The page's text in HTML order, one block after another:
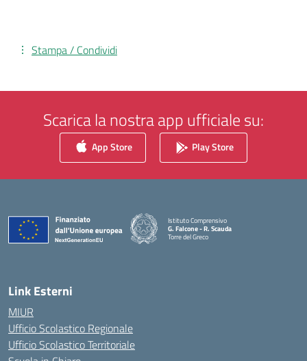
Stampa / Condividi
Scarica la nostra app ufficiale su:
App Store Play Store
Istituto Comprensivo
G. Falcone - R. Scauda
Torre del Greco
Link Esterni
MIUR
Ufficio Scolastico Regionale
Ufficio Scolastico Territoriale